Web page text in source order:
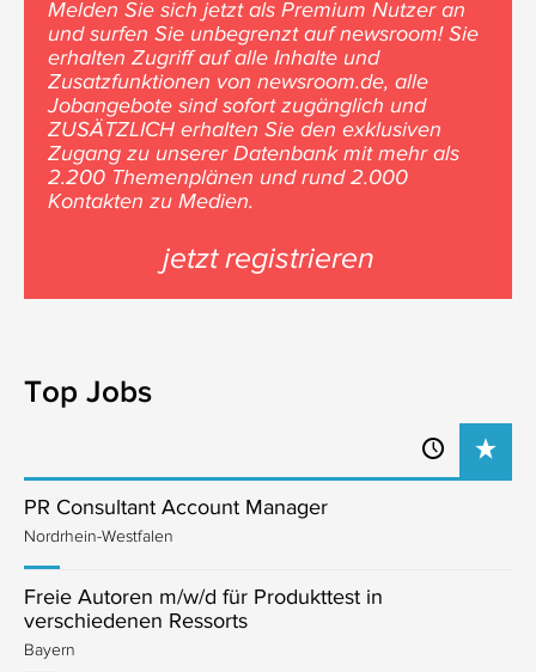
Melden Sie sich jetzt als Premium Nutzer an
und surfen Sie unbegrenzt auf newsroom! Sie
erhalten Zugriff auf alle Inhalte und
Zusatzfunktionen von newsroom.de, alle
Jobangebote sind sofort zugänglich und
ZUSÄTZLICH erhalten Sie den exklusiven
Zugang zu unserer Datenbank mit mehr als
2.200 Themenplänen und rund 2.000
Kontakten zu Medien.
jetzt registrieren
Top Jobs
PR Consultant Account Manager
Nordrhein-Westfalen
Freie Autoren m/w/d für Produkttest in
verschiedenen Ressorts
Bayern